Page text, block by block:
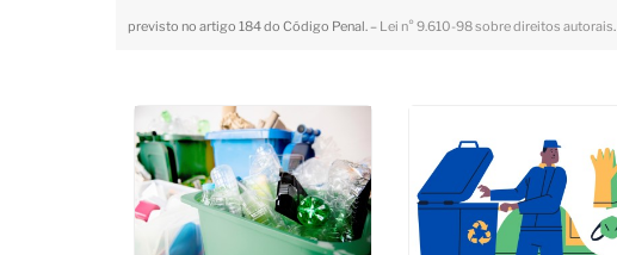
previsto no artigo 184 do Código Penal. – Lei n° 9.610-98 sobre direitos autorais.